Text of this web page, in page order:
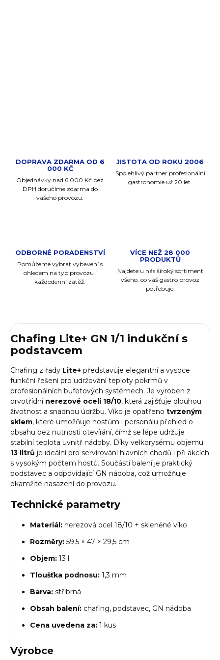
DOPRAVA ZDARMA OD 6
000 KČ
Objednávky nad 6 000 Kč bez
DPH doručíme zdarma do
vašeho provozu.
JISTOTA OD ROKU 2006
Spolehlivý partner profesionální
gastronomie už 20 let.
ODBORNÉ PORADENSTVÍ
Pomůžeme vybrat vybavení s
ohledem na typ provozu i
každodenní zátěž.
VÍCE NEŽ 28 000
PRODUKTŮ
Najdete u nás široký sortiment
všeho, co váš gastro provoz
potřebuje.
Chafing Lite+ GN 1/1 indukční s
podstavcem
Chafing z řady Lite+ představuje elegantní a vysoce
funkční řešení pro udržování teploty pokrmů v
profesionálních bufetových systémech. Je vyroben z
prvotřídní nerezové oceli 18/10, která zajišťuje dlouhou
životnost a snadnou údržbu. Víko je opatřeno tvrzeným
sklem, které umožňuje hostům i personálu přehled o
obsahu bez nutnosti otevírání, čímž se lépe udržuje
stabilní teplota uvnitř nádoby. Díky velkorysému objemu
13 litrů je ideální pro servírování hlavních chodů i při akcích
s vysokým počtem hostů. Součástí balení je praktický
podstavec a odpovídající GN nádoba, což umožňuje
okamžité nasazení do provozu.
Technické parametry
Materiál: nerezová ocel 18/10 + skleněné víko
Rozměry: 59,5 × 47 × 29,5 cm
Objem: 13 l
Tloušťka podnosu: 1,3 mm
Barva: stříbrná
Obsah balení: chafing, podstavec, GN nádoba
Cena uvedena za: 1 kus
Výrobce